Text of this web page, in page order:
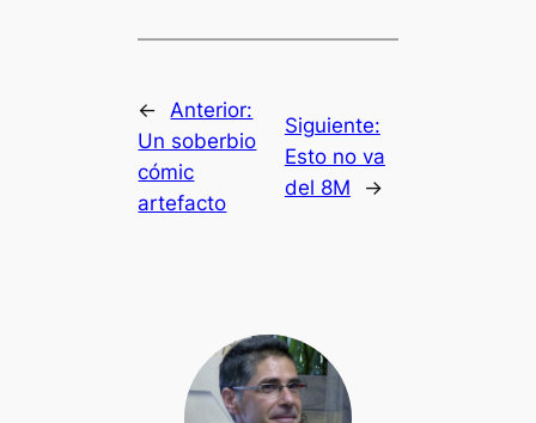
←
Anterior:
Un soberbio
cómic
artefacto
Siguiente:
Esto no va
del 8M
→